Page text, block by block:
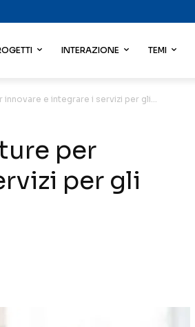
INTERAZIONE TEMI
innovare e integrare i servizi per gli...
per
per gli